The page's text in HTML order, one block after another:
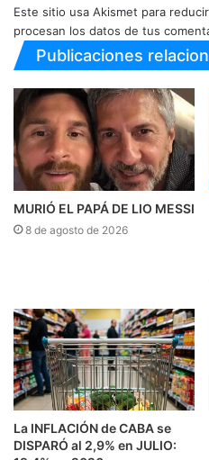
Este sitio usa Akismet para
procesan los datos de tus
Publicaciones
MURIÓ EL PAPÁ DE LIO MESSI
8 de agosto de 2026
La INFLACIÓN de CABA se
DISPARÓ al 2,9% en JULIO: